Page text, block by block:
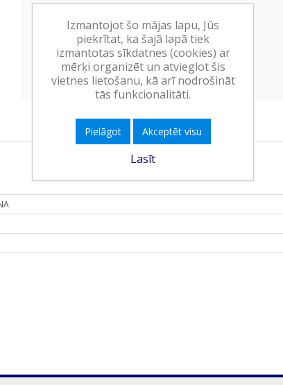
Iepakojumā:6
Minimālais daudzums:1
Ielikt grozā
Izmantojot šo mājas lapu, Jūs
piekrītat, ka šajā lapā tiek
izmantotas sīkdatnes (cookies) ar
mērķi organizēt un atvieglot šis
vietnes lietošanu, kā arī nodrošināt
tās funkcionalitāti.
Pielāgot Akceptēt visu
Lasīt